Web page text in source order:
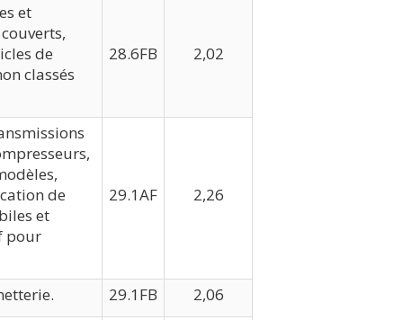
et
de
classés
28.6FB 2,02
de
et
pour
29.1AF 2,26
29.1FB
2,06